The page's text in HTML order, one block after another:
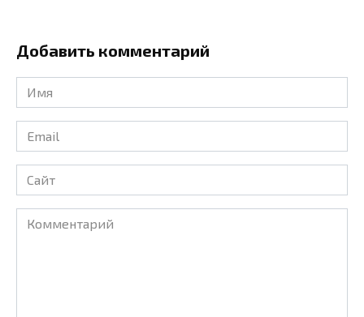
Добавить комментарий
Имя
*
Email
*
Сайт
Комментарий